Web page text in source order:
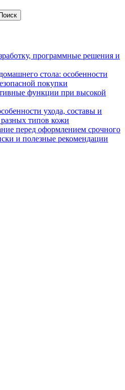
программные решения и
стола: особенности
покупки
функции при высокой
ухода, составы и
типов кожи
перед оформлением срочного
и полезные рекомендации